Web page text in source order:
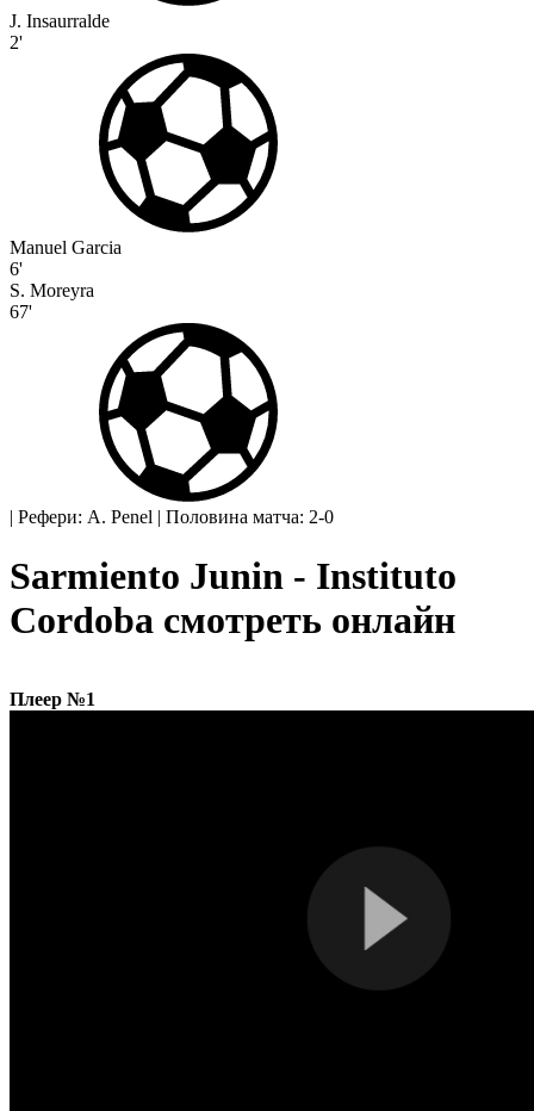
J. Insaurralde
2'
Manuel Garcia
6'
S. Moreyra
67'
| Рефери: A. Penel | Половина матча: 2-0
Sarmiento Junin - Instituto
Cordoba смотреть онлайн
Плеер №1